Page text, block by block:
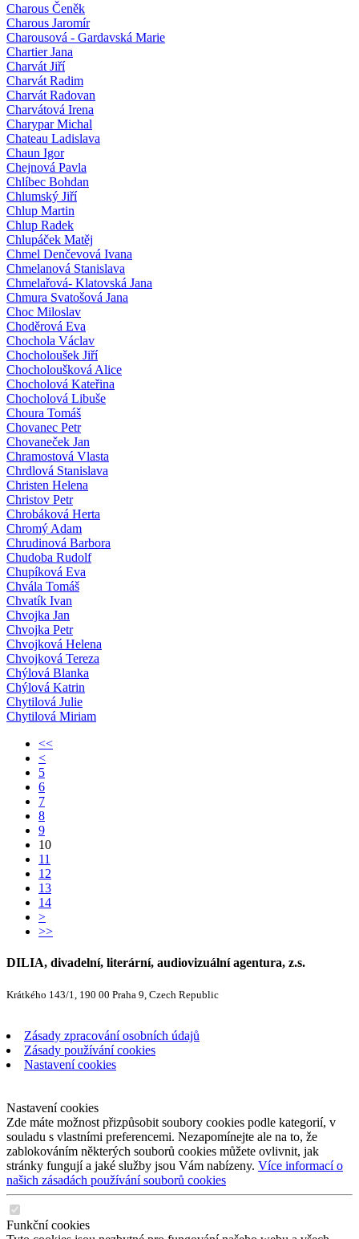
Charous Čeněk
Charous Jaromír
Charousová - Gardavská Marie
Chartier Jana
Charvát Jiří
Charvát Radim
Charvát Radovan
Charvátová Irena
Charypar Michal
Chateau Ladislava
Chaun Igor
Chejnová Pavla
Chlíbec Bohdan
Chlumský Jiří
Chlup Martin
Chlup Radek
Chlupáček Matěj
Chmel Denčevová Ivana
Chmelanová Stanislava
Chmelařová- Klatovská Jana
Chmura Svatošová Jana
Choc Miloslav
Choděrová Eva
Chochola Václav
Chocholoušek Jiří
Chocholoušková Alice
Chocholová Kateřina
Chocholová Libuše
Choura Tomáš
Chovanec Petr
Chovaneček Jan
Chramostová Vlasta
Chrdlová Stanislava
Christen Helena
Christov Petr
Chrobáková Herta
Chromý Adam
Chrudinová Barbora
Chudoba Rudolf
Chupíková Eva
Chvála Tomáš
Chvatík Ivan
Chvojka Jan
Chvojka Petr
Chvojková Helena
Chvojková Tereza
Chýlová Blanka
Chýlová Katrin
Chytilová Julie
Chytilová Miriam
<<
<
5
6
7
8
9
10
11
12
13
14
>
>>
DILIA, divadelní, literární, audiovizuální agentura, z.s.
Krátkého 143/1, 190 00 Praha 9, Czech Republic
Zásady zpracování osobních údajů
Zásady používání cookies
Nastavení cookies
Nastavení cookies
Zde máte možnost přizpůsobit soubory cookies podle kategorií, v
souladu s vlastními preferencemi. Nezapomínejte ale na to, že
zablokováním některých souborů cookies můžete ovlivnit, jak
stránky fungují a jaké služby jsou Vám nabízeny. Více informací o
našich zásadách používání souborů cookies
Funkční cookies